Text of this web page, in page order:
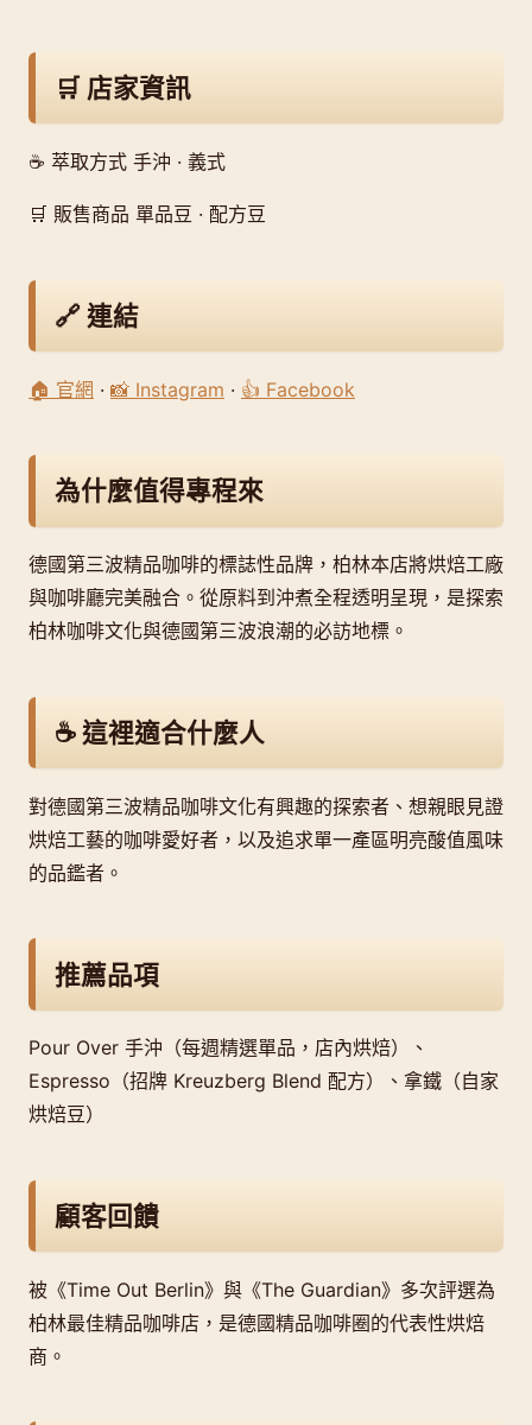
🛒 店家資訊
☕ 萃取方式 手沖 · 義式
🛒 販售商品 單品豆 · 配方豆
🔗 連結
🏠 官網 · 📸 Instagram · 👍 Facebook
為什麼值得專程來
德國第三波精品咖啡的標誌性品牌，柏林本店將烘焙工廠
與咖啡廳完美融合。從原料到沖煮全程透明呈現，是探索
柏林咖啡文化與德國第三波浪潮的必訪地標。
☕ 這裡適合什麼人
對德國第三波精品咖啡文化有興趣的探索者、想親眼見證
烘焙工藝的咖啡愛好者，以及追求單一產區明亮酸值風味
的品鑑者。
推薦品項
Pour Over 手沖（每週精選單品，店內烘焙）、
Espresso（招牌 Kreuzberg Blend 配方）、拿鐵（自家
烘焙豆）
顧客回饋
被《Time Out Berlin》與《The Guardian》多次評選為
柏林最佳精品咖啡店，是德國精品咖啡圈的代表性烘焙
商。